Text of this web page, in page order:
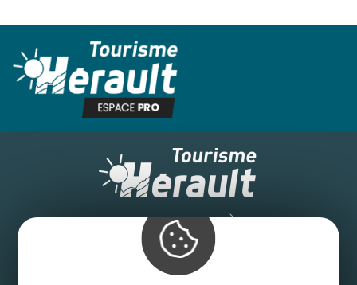
Suivez-nous
Contactez-nous
Consulter le site grand public